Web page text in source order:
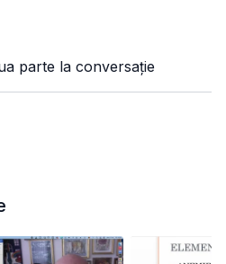
parte la conversație